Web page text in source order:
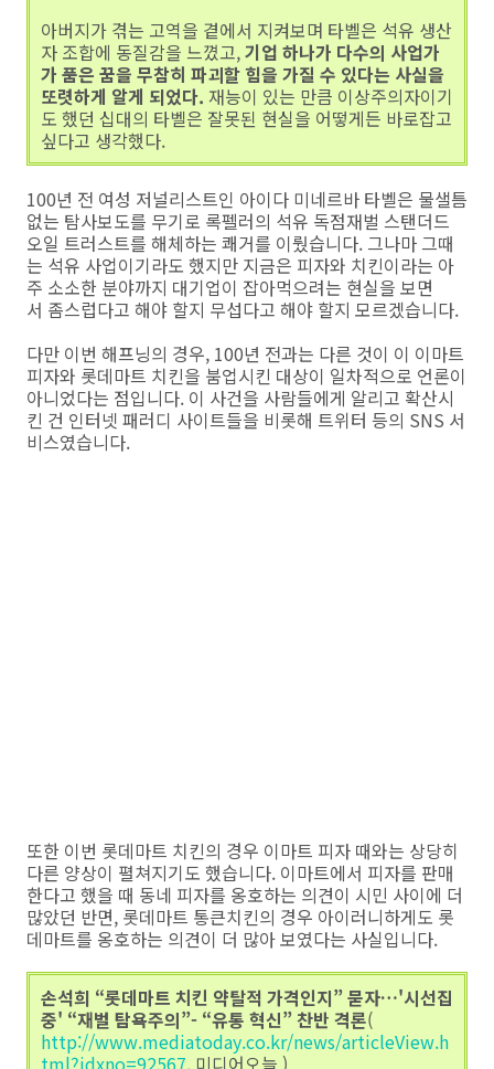
아버지가 겪는 고역을 곁에서 지켜보며 타벨은 석유 생산
자 조합에 동질감을 느꼈고,기업 하나가 다수의 사업가
가 품은 꿈을 무참히 파괴할 힘을 가질 수 있다는 사실을
또렷하게 알게 되었다. 재능이 있는 만큼 이상주의자이기
도 했던 십대의 타벨은 잘못된 현실을 어떻게든 바로잡고
싶다고 생각했다.
100년 전 여성 저널리스트인 아이다 미네르바 타벨은 물샐틈
없는 탐사보도를 무기로 록펠러의 석유 독점재벌 스탠더드
오일 트러스트를 해체하는 쾌거를 이뤘습니다. 그나마 그때
는 석유 사업이기라도 했지만 지금은 피자와 치킨이라는 아
주 소소한 분야까지 대기업이 잡아먹으려는 현실을 보면
서 좀스럽다고 해야 할지 무섭다고 해야 할지 모르겠습니다.
다만 이번 해프닝의 경우, 100년 전과는 다른 것이 이 이마트
피자와 롯데마트 치킨을 붐업시킨 대상이 일차적으로 언론이
아니었다는 점입니다. 이 사건을 사람들에게 알리고 확산시
킨 건 인터넷 패러디 사이트들을 비롯해 트위터 등의 SNS 서
비스였습니다.
또한 이번 롯데마트 치킨의 경우 이마트 피자 때와는 상당히
다른 양상이 펼쳐지기도 했습니다. 이마트에서 피자를 판매
한다고 했을 때 동네 피자를 옹호하는 의견이 시민 사이에 더
많았던 반면, 롯데마트 통큰치킨의 경우 아이러니하게도 롯
데마트를 옹호하는 의견이 더 많아 보였다는 사실입니다.
손석희 “롯데마트 치킨 약탈적 가격인지” 묻자…'시선집
중' “재벌 탐욕주의”- “유통 혁신” 찬반 격론(
http://www.mediatoday.co.kr/news/articleView.h
tml?idxno=92567, 미디어오늘 )